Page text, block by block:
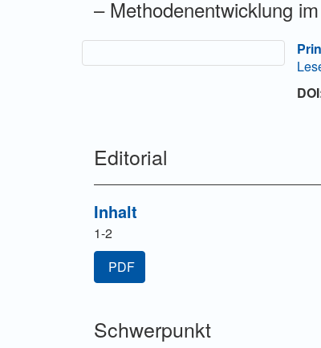
– Methodenentwicklung
Editorial
Inhalt
1-2
PDF
Schwerpunkt